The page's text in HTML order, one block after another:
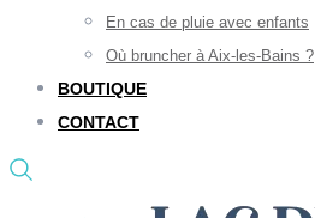
En cas de pluie avec enfants
Où bruncher à Aix-les-Bains ?
BOUTIQUE
CONTACT